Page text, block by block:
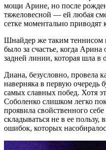
мощи Арине, но после
тяжеловесной — ей любая
сетке моментально
Шнайдер же таким теннисом
было за счастье, когда Арина
задней линии, которая шла в
Диана, безусловно, провела
наверняка в первую очередь
самых славных побед. Хотя
Соболенко слишком легко
проявила свойственного себе
складываться не в ее
ошибок, которых